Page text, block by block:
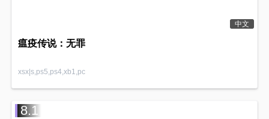
中文
瘟疫传说：无罪
xsx|s,ps5,ps4,xb1,pc
8.1